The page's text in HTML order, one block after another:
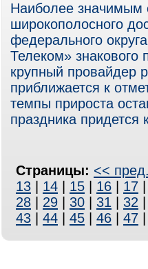
Наиболее значимым
широкополосного
федерального
Телеком» знакового
крупный провайдер
приближается к
темпы прироста
праздника
Страницы: <<
13
14 15 16 17
28
29 30 31 32
43
44 45 46 47